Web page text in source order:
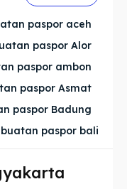
paspor aceh
paspor Alor
paspor ambon
paspor Asmat
paspor Badung
paspor bali